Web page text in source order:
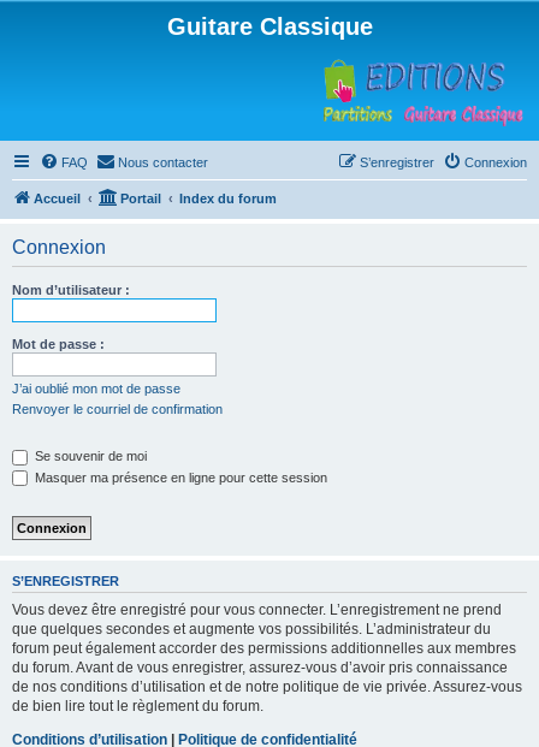
Guitare Classique
FAQ Nous contacter Connexion
S’enregistrer
Accueil Portail Index du forum
Connexion
Nom d’utilisateur :
Mot de passe :
J’ai oublié mon mot de passe
Renvoyer le courriel de confirmation
Se souvenir de moi
Masquer ma présence en ligne pour cette session
S’ENREGISTRER
Vous devez être enregistré pour vous connecter. L’enregistrement ne prend
que quelques secondes et augmente vos possibilités. L’administrateur du
forum peut également accorder des permissions additionnelles aux membres
du forum. Avant de vous enregistrer, assurez-vous d’avoir pris connaissance
de nos conditions d’utilisation et de notre politique de vie privée. Assurez-vous
de bien lire tout le règlement du forum.
Conditions d’utilisation | Politique de confidentialité